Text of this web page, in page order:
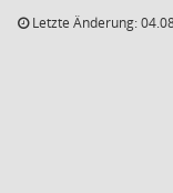
Letzte Änderung: